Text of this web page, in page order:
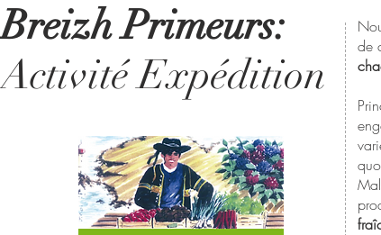
Breizh Primeurs:
Activité Expédition
de